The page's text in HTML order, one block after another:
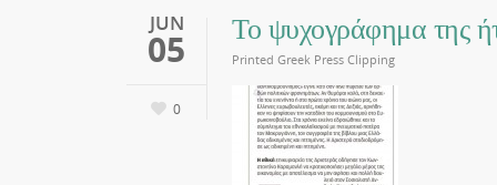
JUN
05
0
Το ψυχογράφημα της
Printed Greek Press Clipping